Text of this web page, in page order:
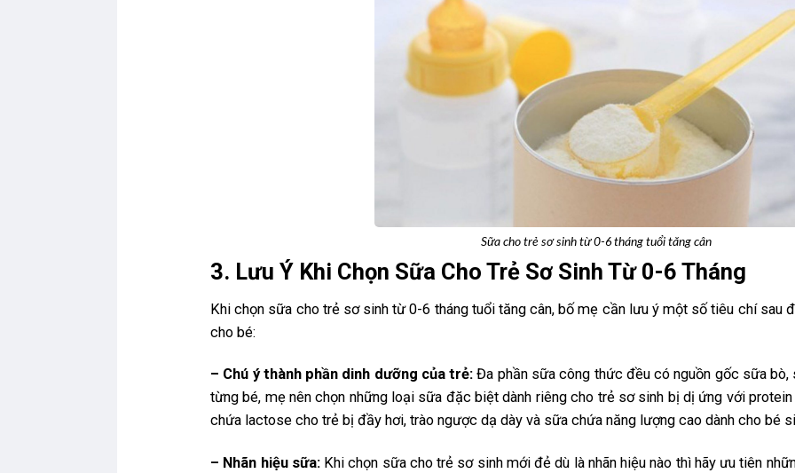
Sữa cho trẻ sơ sinh từ 0-6 tháng tuổi tăng cân
3. Lưu Ý Khi Chọn Sữa Cho Trẻ Sơ Sinh Từ 0-6 Tháng
Khi chọn sữa cho trẻ sơ sinh từ 0-6 tháng tuổi tăng cân, bố mẹ cần lưu ý một số tiêu chí sau
cho bé:
– Chú ý thành phần dinh dưỡng của trẻ: Đa phần sữa công thức đều có nguồn gốc sữa bò,
từng bé, mẹ nên chọn những loại sữa đặc biệt dành riêng cho trẻ sơ sinh bị dị ứng với
chứa lactose cho trẻ bị đầy hơi, trào ngược dạ dày và sữa chứa năng lượng cao dành cho bé
– Nhãn hiệu sữa: Khi chọn sữa cho trẻ sơ sinh mới đẻ dù là nhãn hiệu nào thì hãy ưu tiên